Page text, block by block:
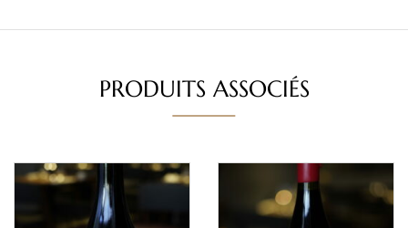
PRODUITS ASSOCIÉS